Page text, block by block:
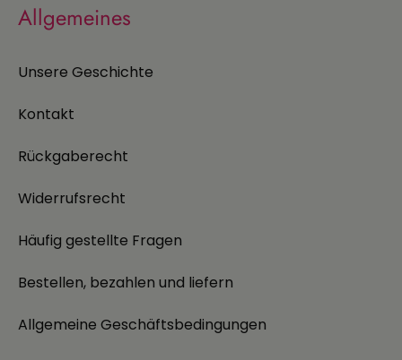
Allgemeines
Unsere Geschichte
Kontakt
Rückgaberecht
Widerrufsrecht
Häufig gestellte Fragen
Bestellen, bezahlen und liefern
Allgemeine Geschäftsbedingungen